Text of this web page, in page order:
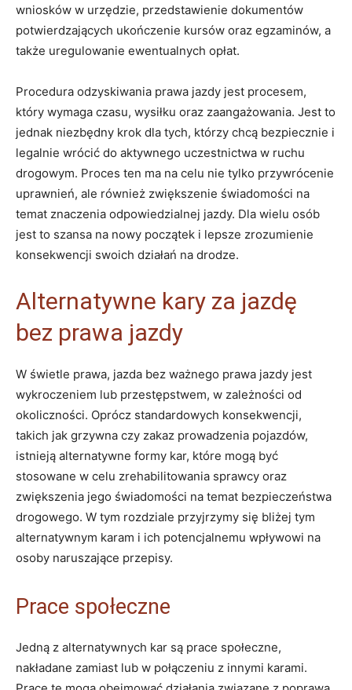
wniosków w urzędzie, przedstawienie dokumentów
potwierdzających ukończenie kursów oraz egzaminów, a
także uregulowanie ewentualnych opłat.
Procedura odzyskiwania prawa jazdy jest procesem,
który wymaga czasu, wysiłku oraz zaangażowania. Jest to
jednak niezbędny krok dla tych, którzy chcą bezpiecznie i
legalnie wrócić do aktywnego uczestnictwa w ruchu
drogowym. Proces ten ma na celu nie tylko przywrócenie
uprawnień, ale również zwiększenie świadomości na
temat znaczenia odpowiedzialnej jazdy. Dla wielu osób
jest to szansa na nowy początek i lepsze zrozumienie
konsekwencji swoich działań na drodze.
Alternatywne kary za jazdę
bez prawa jazdy
W świetle prawa, jazda bez ważnego prawa jazdy jest
wykroczeniem lub przestępstwem, w zależności od
okoliczności. Oprócz standardowych konsekwencji,
takich jak grzywna czy zakaz prowadzenia pojazdów,
istnieją alternatywne formy kar, które mogą być
stosowane w celu zrehabilitowania sprawcy oraz
zwiększenia jego świadomości na temat bezpieczeństwa
drogowego. W tym rozdziale przyjrzymy się bliżej tym
alternatywnym karam i ich potencjalnemu wpływowi na
osoby naruszające przepisy.
Prace społeczne
Jedną z alternatywnych kar są prace społeczne,
nakładane zamiast lub w połączeniu z innymi karami.